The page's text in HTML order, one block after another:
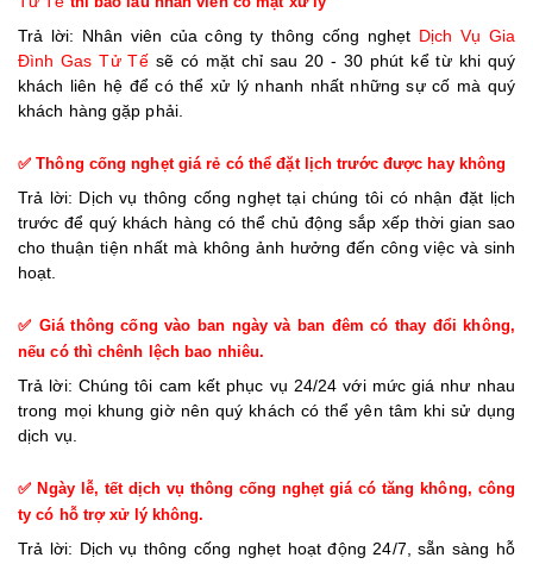
Trả lời: Nhân viên của công ty thông cống nghẹt Dịch Vụ Gia
Đình Gas Tử Tếsẽ có mặt chỉ sau 20 - 30 phút kể từ khi quý
khách liên hệ để có thể xử lý nhanh nhất những sự cố mà quý
khách hàng gặp phải.
✅ Thông cống nghẹt giá rẻ có thể đặt lịch trước được hay không
Trả lời: Dịch vụ thông cống nghẹt tại chúng tôi có nhận đặt lịch
trước để quý khách hàng có thể chủ động sắp xếp thời gian sao
cho thuận tiện nhất mà không ảnh hưởng đến công việc và sinh
hoạt.
✅ Giá thông cống vào ban ngày và ban đêm có thay đổi không,
nếu có thì chênh lệch bao nhiêu.
Trả lời: Chúng tôi cam kết phục vụ 24/24 với mức giá như nhau
trong mọi khung giờ nên quý khách có thể yên tâm khi sử dụng
dịch vụ.
✅ Ngày lễ, tết dịch vụ thông cống nghẹt giá có tăng không, công
ty có hỗ trợ xử lý không.
Trả lời: Dịch vụ thông cống nghẹt hoạt động 24/7, sẵn sàng hỗ